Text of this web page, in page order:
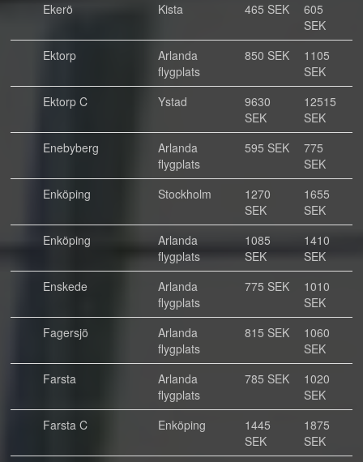
Ekerö
Kista 465 SEK
605
SEK
Ektorp
Arlanda
flygplats
850 SEK
1105
SEK
Ektorp C
Ystad
9630
SEK
12515
SEK
Enebyberg
Arlanda
flygplats
595 SEK
775
SEK
Enköping
Stockholm
1270
SEK
1655
SEK
Enköping
Arlanda
flygplats
1085
SEK
1410
SEK
Enskede
Arlanda
flygplats
775 SEK
1010
SEK
Fagersjö
Arlanda
flygplats
815 SEK
1060
SEK
Farsta
Arlanda
flygplats
785 SEK
1020
SEK
Farsta C
Enköping
1445
SEK
1875
SEK